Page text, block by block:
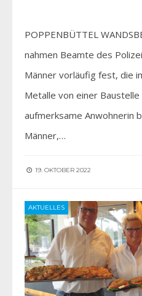
POPPENBÜTTEL
nahmen Beamte des
Männer vorläufig fest, die
Metalle von einer
aufmerksame Anwohnerin
Männer,…
19. OKTOBER 2022
AKTUELLES